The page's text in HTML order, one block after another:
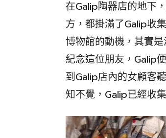
在Galip陶器店的地下
方，都掛滿了Galip收
博物館的動機，其實
紀念這位朋友，Galip
到Galip店內的女顧客
知不覺，Galip已經收